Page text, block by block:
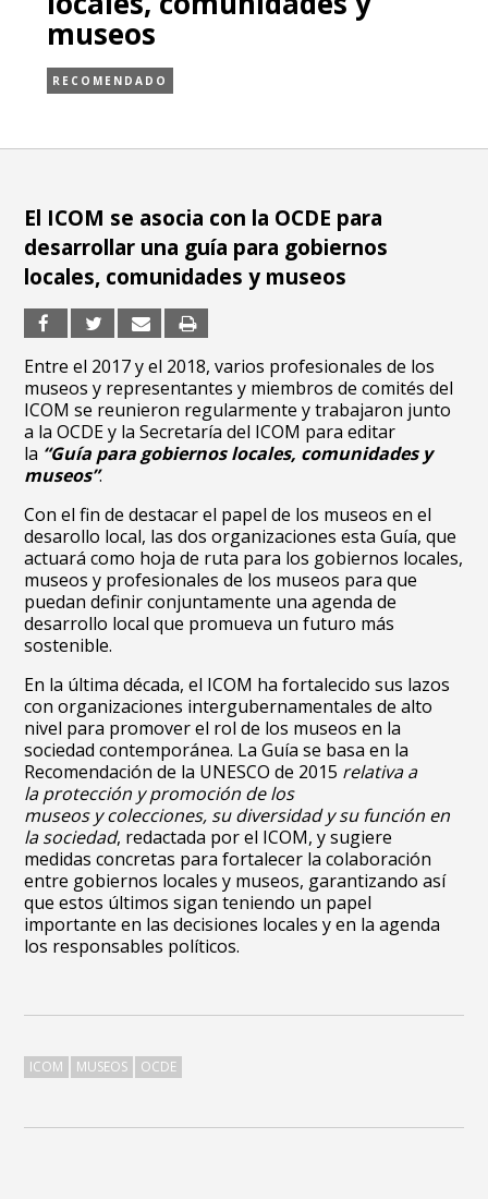
museos
RECOMENDADO
El ICOM se asocia con la OCDE para
desarrollar una guía para gobiernos
locales, comunidades y museos
Entre el 2017 y el 2018, varios profesionales de los
museos y representantes y miembros de comités del
ICOM se reunieron regularmente y trabajaron junto
a la OCDE y la Secretaría del ICOM para editar
la “Guía para gobiernos locales, comunidades y
museos”.
Con el fin de destacar el papel de los museos en el
desarollo local, las dos organizaciones esta Guía, que
actuará como hoja de ruta para los gobiernos locales,
museos y profesionales de los museos para que
puedan definir conjuntamente una agenda de
desarrollo local que promueva un futuro más
sostenible.
En la última década, el ICOM ha fortalecido sus lazos
con organizaciones intergubernamentales de alto
nivel para promover el rol de los museos en la
sociedad contemporánea. La Guía se basa en la
Recomendación de la UNESCO de 2015 relativa a
la protección y promoción de los
museos y colecciones, su diversidad y su función en
la sociedad, redactada por el ICOM, y sugiere
medidas concretas para fortalecer la colaboración
entre gobiernos locales y museos, garantizando así
que estos últimos sigan teniendo un papel
importante en las decisiones locales y en la agenda
los responsables políticos.
ICOM MUSEOS OCDE